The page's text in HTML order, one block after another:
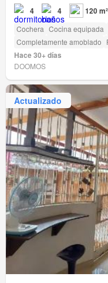
4 4 120 m²
Cochera Cocina equipada
Completamente amoblado
Hace 30+ días
DOOMOS
Actualizado